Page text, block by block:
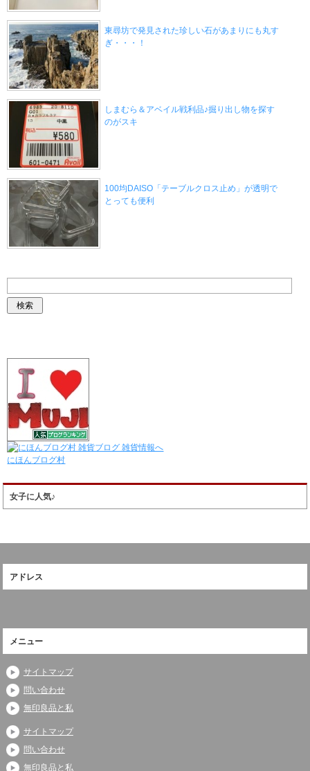
東尋坊で発見された珍しい石があまりにも丸す
ぎ・・・！
しまむら＆アベイル戦利品♪掘り出し物を探す
のがスキ
100均DAISO「テーブルクロス止め」が透明で
とっても便利
にほんブログ村
女子に人気♪
アドレス
メニュー
サイトマップ
問い合わせ
無印良品と私
サイトマップ
問い合わせ
無印良品と私